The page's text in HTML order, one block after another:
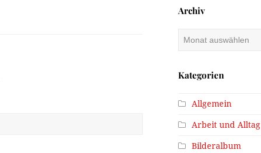
Archiv
Kategorien
Allgemein
Arbeit und Alltag
Bilderalbum